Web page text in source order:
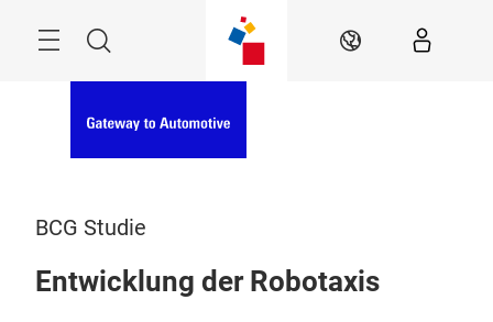
Suche DE
BCG Studie
Entwicklung der Robotaxis